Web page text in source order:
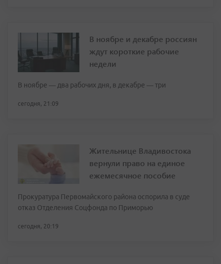
В ноябре и декабре россиян
ждут короткие рабочие
недели
В ноябре — два рабочих дня, в декабре — три
сегодня, 21:09
Жительнице Владивостока
вернули право на единое
ежемесячное пособие
Прокуратура Первомайского района оспорила в суде
отказ Отделения Соцфонда по Приморью
сегодня, 20:19